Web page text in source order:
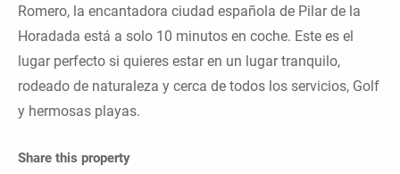
Romero, la encantadora ciudad española de Pilar de la
Horadada está a solo 10 minutos en coche. Este es el
lugar perfecto si quieres estar en un lugar tranquilo,
rodeado de naturaleza y cerca de todos los servicios, Golf
y hermosas playas.
Share this property